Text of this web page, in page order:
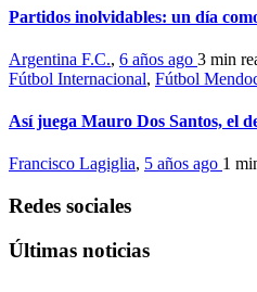
Partidos inolvidables: un día
Argentina F.C., 6 años ago 3 min
Fútbol Internacional, Fútbol
Así juega Mauro Dos Santos, el
Francisco Lagiglia, 5 años ago 1
Redes sociales
Últimas noticias